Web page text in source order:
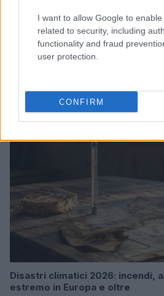
I want to allow Google to
related to security, including
functionality and fraud
user protection.
CONFIRM
Bocciature scolastiche: i casi
fatto discutere
Disastri climatici 2026: incendi,
estremo in Europa e oltre